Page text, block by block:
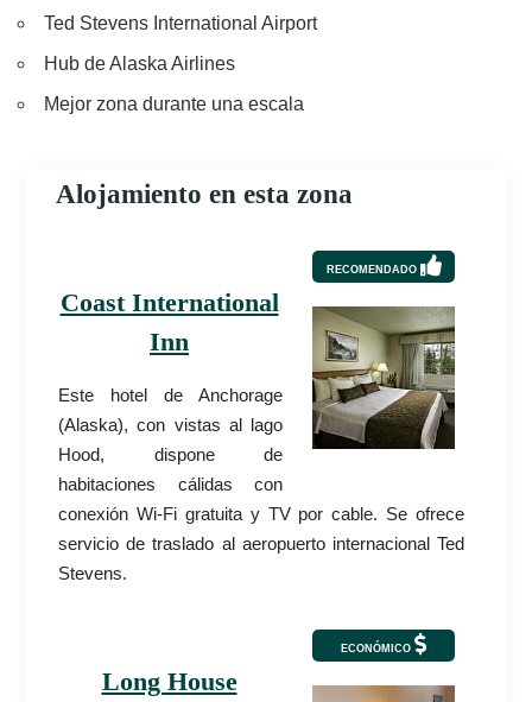
Ted Stevens International Airport
Hub de Alaska Airlines
Mejor zona durante una escala
Alojamiento en esta zona
RECOMENDADO
Coast International
Inn
Este hotel de Anchorage
(Alaska), con vistas al lago
Hood, dispone de
habitaciones cálidas con
conexión Wi-Fi gratuita y TV por cable. Se ofrece
servicio de traslado al aeropuerto internacional Ted
Stevens.
ECONÓMICO
Long House